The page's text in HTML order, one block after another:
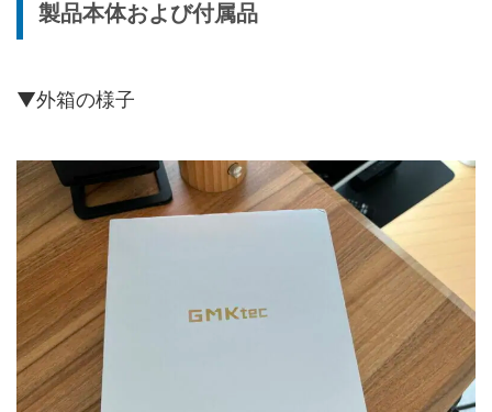
製品本体および付属品
▼外箱の様子